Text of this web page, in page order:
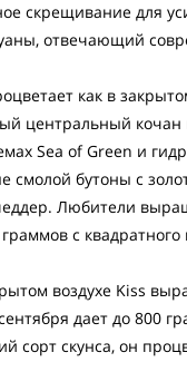
скрещивание для
отвечающий
как в
центральный кочан
Sea of Green и
смолой бутоны с
Любители
с
воздухе Kiss
дает до 800
сорт скунса, он